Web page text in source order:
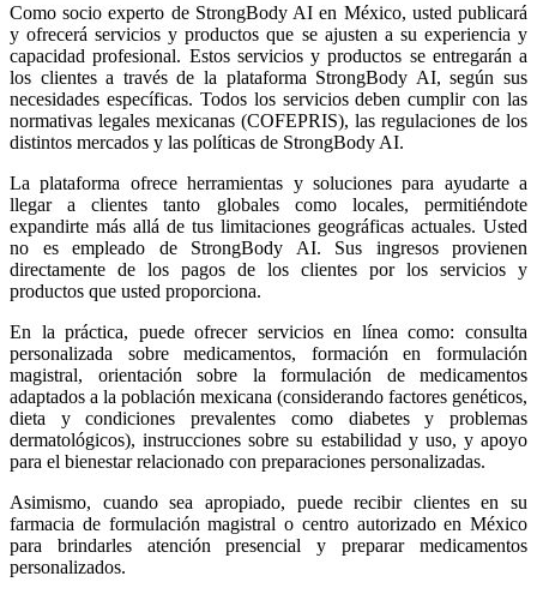
Como socio experto de StrongBody AI en México, usted publicará
y ofrecerá servicios y productos que se ajusten a su experiencia y
capacidad profesional. Estos servicios y productos se entregarán a
los clientes a través de la plataforma StrongBody AI, según sus
necesidades específicas. Todos los servicios deben cumplir con las
normativas legales mexicanas (COFEPRIS), las regulaciones de los
distintos mercados y las políticas de StrongBody AI.
La plataforma ofrece herramientas y soluciones para ayudarte a
llegar a clientes tanto globales como locales, permitiéndote
expandirte más allá de tus limitaciones geográficas actuales. Usted
no es empleado de StrongBody AI. Sus ingresos provienen
directamente de los pagos de los clientes por los servicios y
productos que usted proporciona.
En la práctica, puede ofrecer servicios en línea como: consulta
personalizada sobre medicamentos, formación en formulación
magistral, orientación sobre la formulación de medicamentos
adaptados a la población mexicana (considerando factores genéticos,
dieta y condiciones prevalentes como diabetes y problemas
dermatológicos), instrucciones sobre su estabilidad y uso, y apoyo
para el bienestar relacionado con preparaciones personalizadas.
Asimismo, cuando sea apropiado, puede recibir clientes en su
farmacia de formulación magistral o centro autorizado en México
para brindarles atención presencial y preparar medicamentos
personalizados.